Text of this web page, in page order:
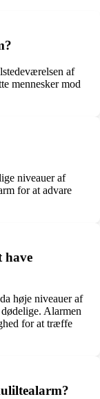
af
mennesker mod
niveauer af
for at advare
have
høje niveauer af
Alarmen
for at træffe